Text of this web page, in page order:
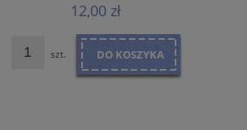
12,00 zł
szt. DO KOSZYKA